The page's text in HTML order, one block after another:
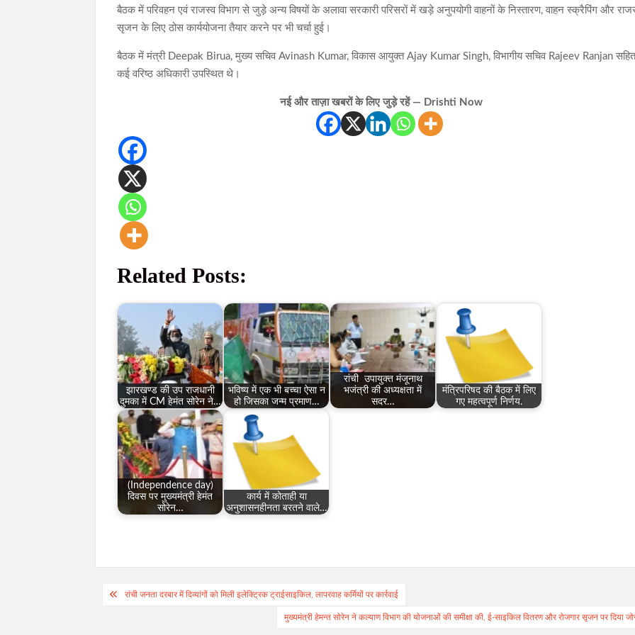
बैठक में परिवहन एवं राजस्व विभाग से जुड़े अन्य विषयों के अलावा सरकारी परिसरों में खड़े अनुपयोगी वाहनों के निस्तारण, वाहन स्क्रैपिंग और
सृजन के लिए ठोस कार्ययोजना तैयार करने पर भी चर्चा हुई।
बैठक में मंत्री Deepak Birua, मुख्य सचिव Avinash Kumar, विकास आयुक्त Ajay Kumar Singh, विभागीय सचिव Rajeev Ranjan
कई वरिष्ठ अधिकारी उपस्थित थे।
नई और ताज़ा खबरों के लिए जुड़े रहें — Drishti Now
Related Posts:
झारखण्ड की उप राजधानी
दुमका में CM हेमंत सोरेन ने…
भविष्य में एक भी बच्चा ऐसा न
हो जिसका जन्म प्रमाण…
रांची उपायुक्त मंजूनाथ
भजंत्री की अध्यक्षता में
सदर…
मंत्रिपरिषद की बैठक में लिए
गए महत्वपूर्ण निर्णय.
(Independence day)
दिवस पर मुख्यमंत्री हेमंत
सोरेन…
कार्य में कोताही या
अनुशासनहीनता बरतने वाले…
Postरांची जनता दरबार में दिव्यांगों को मिली इलेक्ट्रिक ट्राईसाइकिल, लापरवाह कर्मियों पर कार्रवाई
मुख्यमंत्री हेमन्त सोरेन ने कल्याण विभाग की योजनाओं की समीक्षा की, ई-साइकिल वितरण और रोजगार सृजन पर दिया